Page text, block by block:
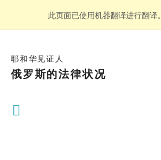
此页面已使用机器翻译进行翻译。
耶和华见证人
俄罗斯的法律状况